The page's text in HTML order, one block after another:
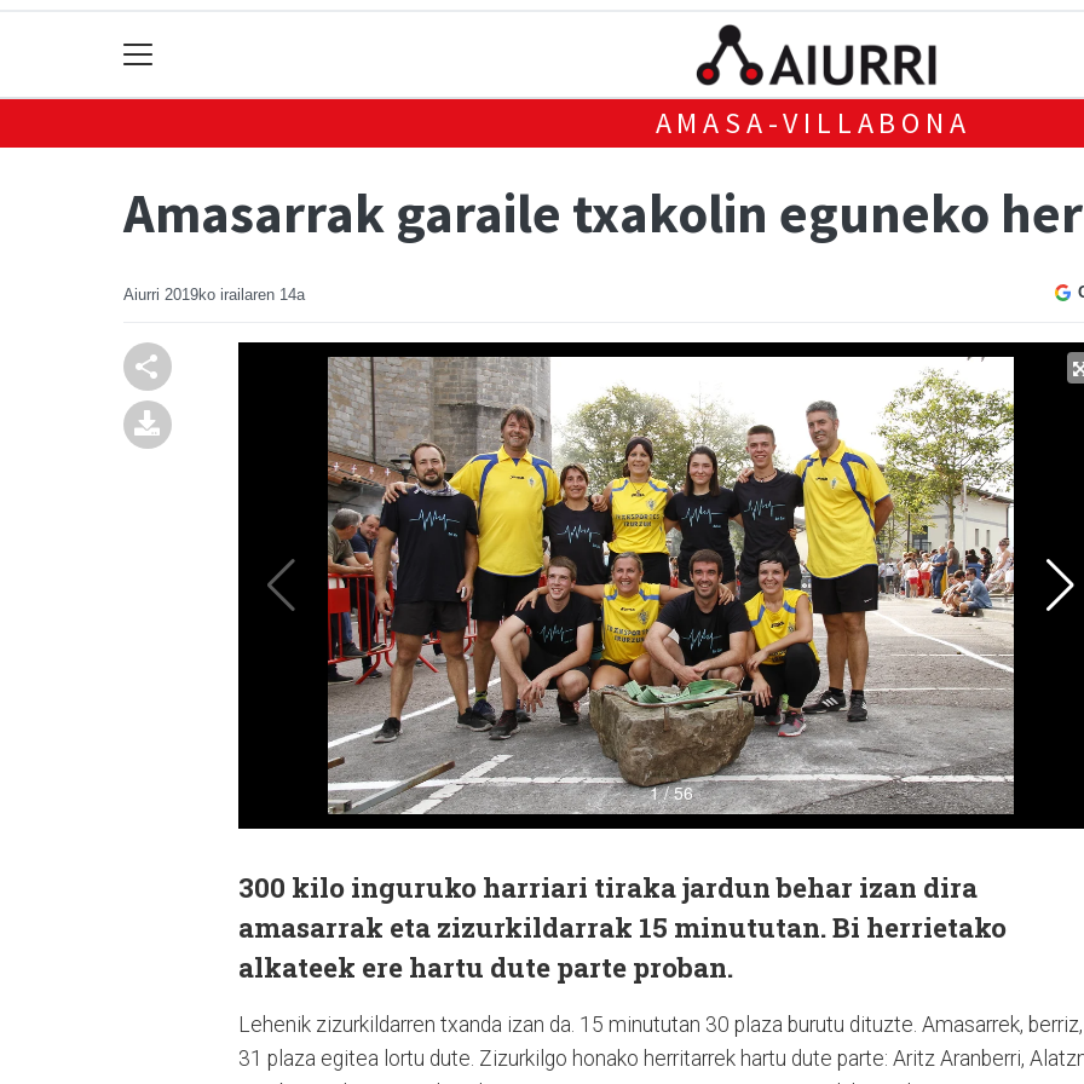
AMASA-VILLABONA
Amasarrak garaile txakolin eguneko
Aiurri 2019ko irailaren 14a
300 kilo inguruko harriari tiraka jardun behar izan dira
amasarrak eta zizurkildarrak 15 minututan. Bi herrietako
alkateek ere hartu dute parte proban.
Lehenik zizurkildarren txanda izan da. 15 minututan 30 plaza burutu dituzte. Amasarrek, berriz,
31 plaza egitea lortu dute. Zizurkilgo honako herritarrek hartu dute parte: Aritz Aranberri,